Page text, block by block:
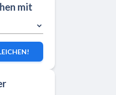
mit